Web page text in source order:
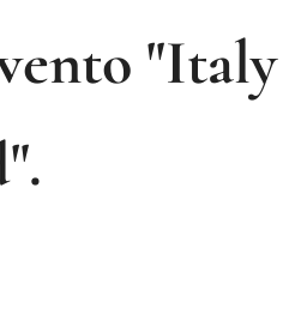
"Italy